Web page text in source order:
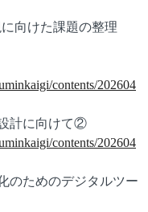
向けた課題の整理
contents/202604
計に向けて②
contents/202604
のためのデジタルツー